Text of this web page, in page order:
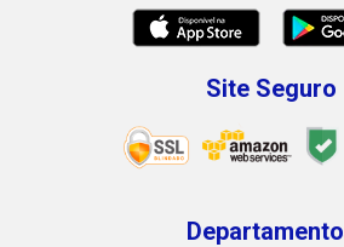
Site Seguro